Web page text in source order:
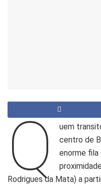
Q
uem
centro de
enorme fila
Rodrigues da Mata) a